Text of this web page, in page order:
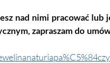
nad nimi pracować lub
zapraszam do